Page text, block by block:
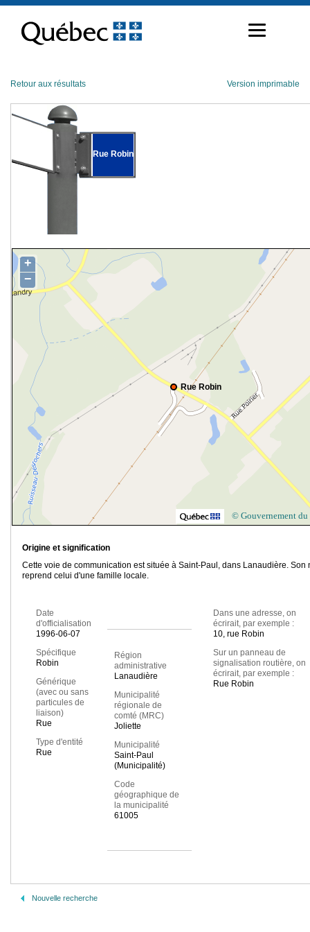
contenu
Retour aux résultats Version imprimable
Rue Robin
Rue Robin
+
−
© Gouvernement du
Origine et signification
Cette voie de communication est située à Saint-Paul, dans Lanaudière. Son
reprend celui d'une famille locale.
Date
d'officialisation
1996-06-07
Spécifique
Robin
Générique
(avec ou sans
particules de
liaison)
Rue
Type d'entité
Rue
Région
administrative
Lanaudière
Municipalité
régionale de
comté (MRC)
Joliette
Municipalité
Saint-Paul
(Municipalité)
Code
géographique de
la municipalité
61005
Dans une adresse, on
écrirait, par exemple :
10, rue Robin
Sur un panneau de
signalisation routière, on
écrirait, par exemple :
Rue Robin
Nouvelle recherche